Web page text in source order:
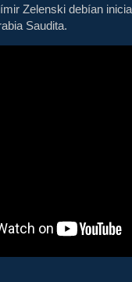
Zelenski debían
Saudita.